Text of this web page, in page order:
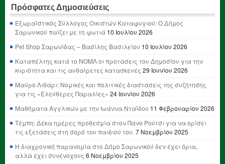
Πρόσφατες Δημοσιεύσεις
Εξωραϊστικός Σύλλογος Οικιστών Καταφυγιού: Ο Δήμος
Σαρωνικού παίζει με τη φωτιά 10 Ιουλίου 2026
Pet Shop Σαρωνίδας – Βασίλης Βασιλείου 10 Ιουλίου 2026
Καταπέλτης κατά το ΝΟΜΛ οι προτάσεις του Δημοσίου για την
κυριότητα και τις αυθαίρετες κατασκευές 29 Ιουνίου 2026
Μαύρο Λιθάρι: Νομικές και πολιτικές διαστάσεις της συζήτησης
για τις «Ελεύθερες Παραλίες» 24 Ιουνίου 2026
Μαθήματα Αγγλικών με την Ιωάννα Νταΐδου 11 Φεβρουαρίου 2026
Τέμπη: Δέκα ημέρες προθεσμία στον Πάνο Ρούτσι για να ορίσει
τις εξετάσεις στη σορό του παιδιού του. 7 Νοεμβρίου 2025
Η διαχρονική παρανομία στο Δήμο Σαρωνικού δεν έχει όρια,
αλλά έχει συνένοχους 6 Νοεμβρίου 2025